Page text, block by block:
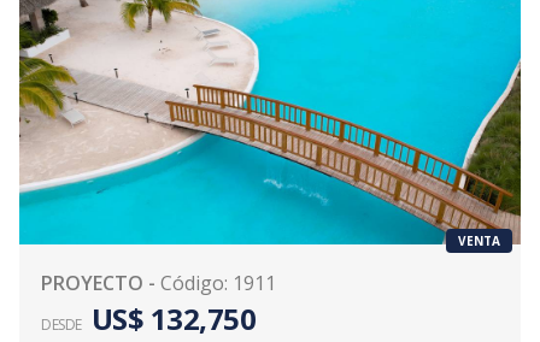
VENTA
PROYECTO - Código: 1911
DESDE US$ 132,750